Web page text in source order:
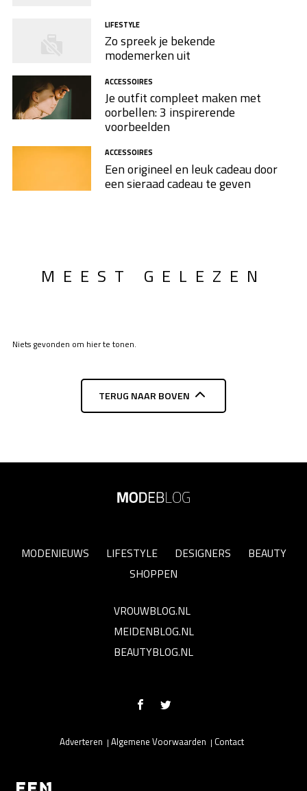
LIFESTYLE
Zo spreek je bekende
modemerken uit
ACCESSOIRES
Je outfit compleet maken met
oorbellen: 3 inspirerende
voorbeelden
ACCESSOIRES
Een origineel en leuk cadeau door
een sieraad cadeau te geven
MEEST GELEZEN
Niets gevonden om hier te tonen.
TERUG NAAR BOVEN
MODENIEUWS LIFESTYLE DESIGNERS
BEAUTY
SHOPPEN
VROUWBLOG.NL
MEIDENBLOG.NL
BEAUTYBLOG.NL
Adverteren Algemene Voorwaarden Contact